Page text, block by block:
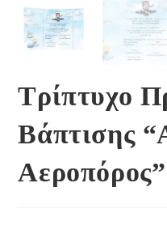
Τρίπτυχο
Βάπτισης
Αεροπόρος”